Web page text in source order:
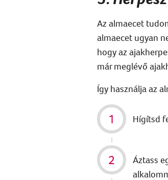
Az almaecet
almaecet ugyan
hogy az
már meglévő
Így használja az
Hígítsd
Áztass